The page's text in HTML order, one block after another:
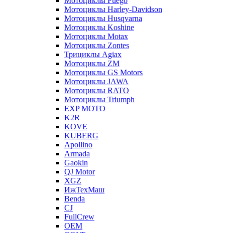
Мотоциклы Harley-Davidson
Мотоциклы Husqvarna
Мотоциклы Koshine
Мотоциклы Motax
Мотоциклы Zontes
Трициклы Agiax
Мотоциклы ZM
Мотоциклы GS Motors
Мотоциклы JAWA
Мотоциклы RATO
Мотоциклы Triumph
EXP MOTO
K2R
KOVE
KUBERG
Apollino
Armada
Gaokin
QJ Motor
XGZ
ИжТехМаш
Benda
CJ
FullCrew
OEM